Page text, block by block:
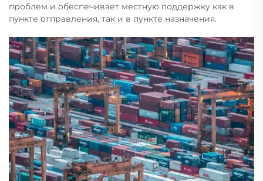
проблем и обеспечивает местную поддержку как в
пункте отправления, так и в пункте назначения.